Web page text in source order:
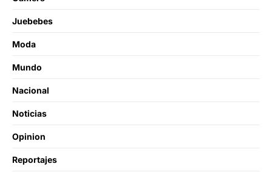
Juebebes
Moda
Mundo
Nacional
Noticias
Opinion
Reportajes